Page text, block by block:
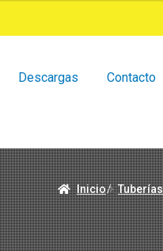
Descargas Contacto
Inicio/ Tuberías